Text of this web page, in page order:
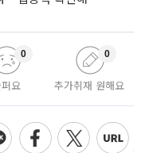
요
0
추가취재 원해요
0